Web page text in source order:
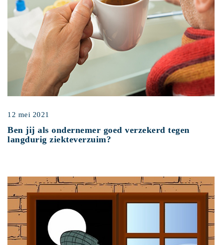
12 mei 2021
Ben jij als ondernemer goed verzekerd tegen
langdurig ziekteverzuim?